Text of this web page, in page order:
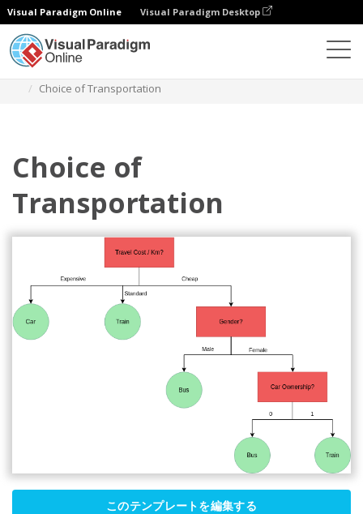
Visual Paradigm Online Visual Paradigm Desktop
Choice of Transportation
Choice of
Transportation
このテンプレートを編集する